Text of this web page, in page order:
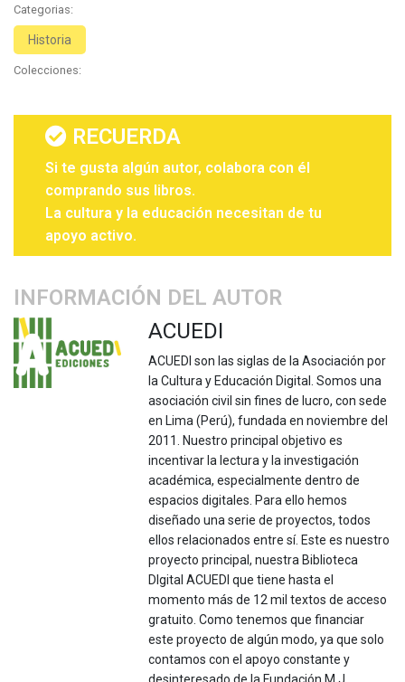
Categorias:
Historia
Colecciones:
RECUERDA
Si te gusta algún autor, colabora con él
comprando sus libros.
La cultura y la educación necesitan de tu
apoyo activo.
INFORMACIÓN DEL AUTOR
ACUEDI
ACUEDI son las siglas de la Asociación por
la Cultura y Educación Digital. Somos una
asociación civil sin fines de lucro, con sede
en Lima (Perú), fundada en noviembre del
2011. Nuestro principal objetivo es
incentivar la lectura y la investigación
académica, especialmente dentro de
espacios digitales. Para ello hemos
diseñado una serie de proyectos, todos
ellos relacionados entre sí. Este es nuestro
proyecto principal, nuestra Biblioteca
DIgital ACUEDI que tiene hasta el
momento más de 12 mil textos de acceso
gratuito. Como tenemos que financiar
este proyecto de algún modo, ya que solo
contamos con el apoyo constante y